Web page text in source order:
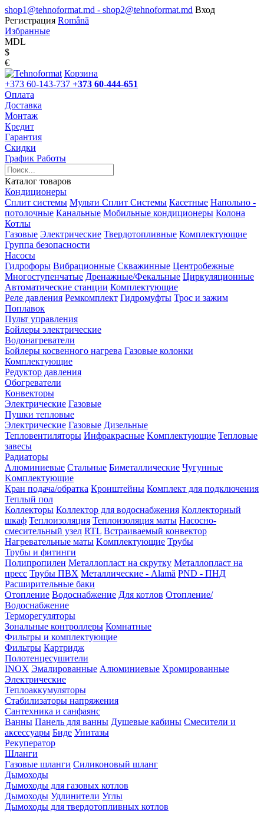
shop1@tehnoformat.md - shop2@tehnoformat.md Вход
Регистрация Română
Избранные
MDL
$
€
Корзина
+373 60-143-737 +373 60-444-651
Оплата
Доставка
Монтаж
Кредит
Гарантия
Скидки
График Работы
Каталог товаров
Кондиционеры
Сплит системы Мульти Сплит Системы Касетные Напольно -
потолочные Канальные Мобильные кондиционеры Колона
Котлы
Газовые Электрические Твердотопливные Комплектующие
Группа безопасности
Насосы
Гидрофоры Вибрационные Скважинные Центробежные
Многоступенчатые Дренажные/Фекальные Циркуляционные
Автоматические станции Комплектующие
Реле давления Ремкомплект Гидромуфты Трос и зажим
Поплавок
Пульт управления
Бойлеры электрические
Водонагреватели
Бойлеры косвенного нагрева Газовые колонки
Комплектующие
Редуктор давления
Обогреватели
Конвекторы
Электрические Газовые
Пушки тепловые
Электрические Газовые Дизельные
Тепловентиляторы Инфракрасные Kомплектующие Тепловые
завесы
Радиаторы
Алюминиевые Стальные Биметаллические Чугунные
Kомплектующие
Кран подача/обратка Кронштейны Комплект для подключения
Теплый пол
Коллекторы Коллектор для водоснабжения Коллекторный
шкаф Теплоизоляция Теплоизоляция маты Насосно-
смесительный узел RTL Встраиваемый конвектор
Нагревательные маты Kомплектующие Трубы
Трубы и фитинги
Полипропилен Металлопласт на скрутку Металлопласт на
пресс Трубы ПВХ Металлические - Alamă PND - ПНД
Расширительные баки
Отопление Водоснабжение Для котлов Отопление/
Водоснабжение
Терморегуляторы
Зональные контроллеры Комнатные
Фильтры и комплектующие
Фильтры Картридж
Полотенцесушители
INOX Эмалированные Алюминиевые Хромированные
Электрические
Теплоаккумуляторы
Стабилизаторы напряжения
Сантехника и санфаянс
Ванны Панель для ванны Душевые кабины Смесители и
аксессуары Биде Унитазы
Рекуператор
Шланги
Газовые шланги Силиконовый шланг
Дымоходы
Дымоходы для газовых котлов
Дымоходы Удлинители Углы
Дымоходы для твердотопливных котлов